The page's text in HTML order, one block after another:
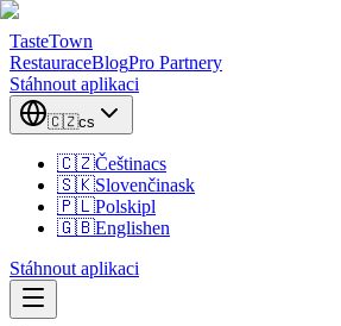
TasteTown
RestauraceBlogPro Partnery
Stáhnout aplikaci
🇨🇿cs
🇨🇿Češtinacs
🇸🇰Slovenčinask
🇵🇱Polskipl
🇬🇧Englishen
Stáhnout aplikaci